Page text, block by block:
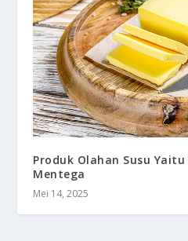
Produk Olahan Susu
Mentega
Mei 14, 2025